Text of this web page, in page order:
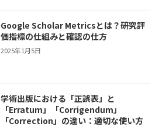
Google Scholar Metricsとは？研究評
価指標の仕組みと確認の仕方
2025年1月5日
学術出版における「正誤表」と
「Erratum」「Corrigendum」
「Correction」の違い：適切な使い方